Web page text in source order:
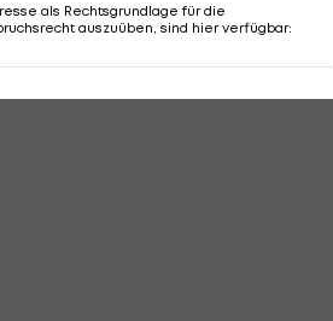
als Rechtsgrundlage für die
auszuüben, sind hier verfügbar: